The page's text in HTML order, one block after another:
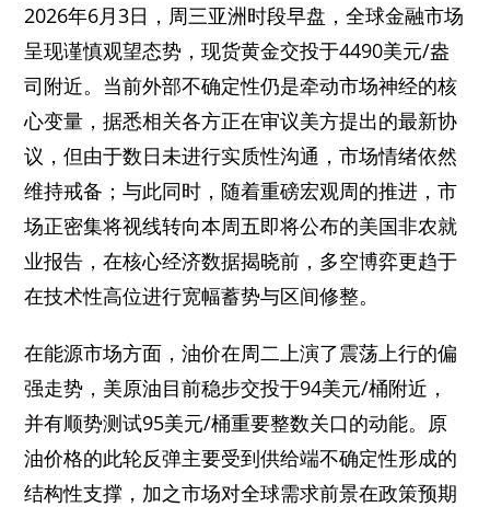
2026年6月3日，周三亚洲时段早盘，全球金融市场
呈现谨慎观望态势，现货黄金交投于4490美元/盎
司附近。当前外部不确定性仍是牵动市场神经的核
心变量，据悉相关各方正在审议美方提出的最新协
议，但由于数日未进行实质性沟通，市场情绪依然
维持戒备；与此同时，随着重磅宏观周的推进，市
场正密集将视线转向本周五即将公布的美国非农就
业报告，在核心经济数据揭晓前，多空博弈更趋于
在技术性高位进行宽幅蓄势与区间修整。
在能源市场方面，油价在周二上演了震荡上行的偏
强走势，美原油目前稳步交投于94美元/桶附近，
并有顺势测试95美元/桶重要整数关口的动能。原
油价格的此轮反弹主要受到供给端不确定性形成的
结构性支撑，加之市场对全球需求前景在政策预期